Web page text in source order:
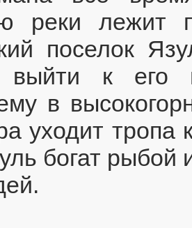
реки лежит
поселок
выйти к его
в
уходит тропа
богат рыбой